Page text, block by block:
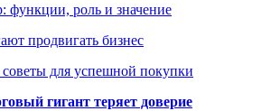
функции, роль и значение
продвигать бизнес
для успешной покупки
гигант теряет доверие